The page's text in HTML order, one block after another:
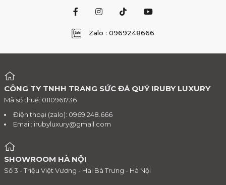
Zalo : 0969248666
CÔNG TY TNHH TRANG SỨC ĐÁ QUÝ IRUBY LUXURY
Mã số thuế: 0110961736
Điện thoại (zalo): 0969.248.666
Email: irubyluxury@gmail.com
SHOWROOM HÀ NỘI
Số 3 - Triệu Việt Vương - Hai Bà Trưng - Hà Nội